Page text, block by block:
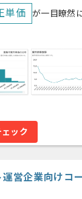
単価 が一目瞭然
ック
営企業向けコ